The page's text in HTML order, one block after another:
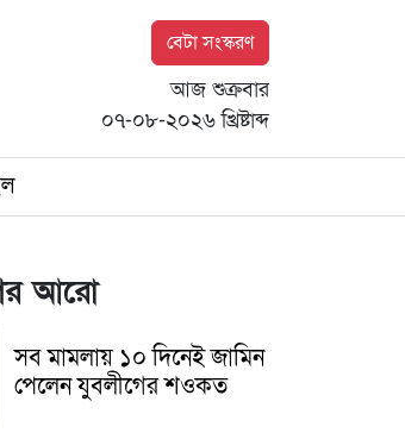
বেটা সংস্করণ
আজ শুক্রবার
০৭-০৮-২০২৬ খ্রিষ্টাব্দ
আরো
সব মামলায় ১০ দিনেই জামিন
পেলেন যুবলীগের শওকত